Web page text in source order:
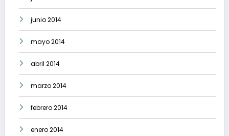
junio 2014
mayo 2014
abril 2014
marzo 2014
febrero 2014
enero 2014